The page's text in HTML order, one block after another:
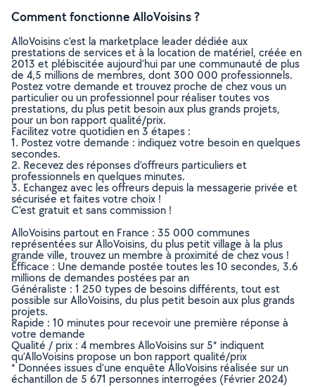
Comment fonctionne AlloVoisins ?
AlloVoisins c’est la marketplace leader dédiée aux
prestations de services et à la location de matériel, créée en
2013 et plébiscitée aujourd’hui par une communauté de plus
de 4,5 millions de membres, dont 300 000 professionnels.
Postez votre demande et trouvez proche de chez vous un
particulier ou un professionnel pour réaliser toutes vos
prestations, du plus petit besoin aux plus grands projets,
pour un bon rapport qualité/prix.
Facilitez votre quotidien en 3 étapes :
1. Postez votre demande : indiquez votre besoin en quelques
secondes.
2. Recevez des réponses d’offreurs particuliers et
professionnels en quelques minutes.
3. Echangez avec les offreurs depuis la messagerie privée et
sécurisée et faites votre choix !
C’est gratuit et sans commission !
AlloVoisins partout en France : 35 000 communes
représentées sur AlloVoisins, du plus petit village à la plus
grande ville, trouvez un membre à proximité de chez vous !
Efficace : Une demande postée toutes les 10 secondes, 3.6
millions de demandes postées par an
Généraliste : 1 250 types de besoins différents, tout est
possible sur AlloVoisins, du plus petit besoin aux plus grands
projets.
Rapide : 10 minutes pour recevoir une première réponse à
votre demande
Qualité / prix : 4 membres AlloVoisins sur 5* indiquent
qu’AlloVoisins propose un bon rapport qualité/prix
* Données issues d’une enquête AlloVoisins réalisée sur un
échantillon de 5 671 personnes interrogées (Février 2024)